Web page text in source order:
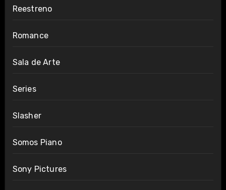
Reestreno
Romance
Sala de Arte
Series
Slasher
Somos Piano
Sony Pictures